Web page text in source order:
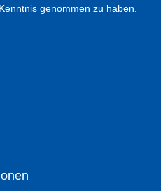
genommen zu haben.